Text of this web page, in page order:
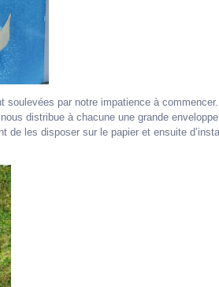
soulevées par notre impatience à commencer.
distribue à chacune une grande
les disposer sur le papier et ensuite